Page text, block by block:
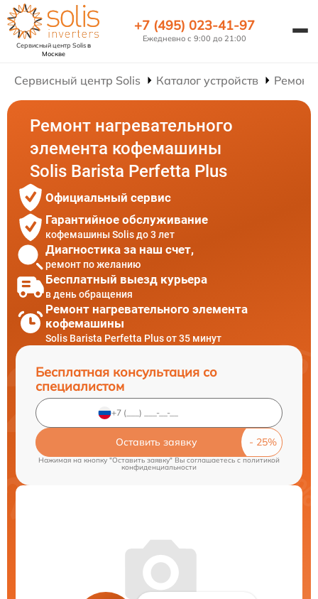
Сервисный центр Solisв
Москве
+7 (495) 023-41-97
Ежедневно с 9:00 до 21:00
Сервисный центр Solis Каталог устройств
Ремонт нагревательного
элемента кофемашины
Solis Barista Perfetta Plus
Официальный сервис
Гарантийное обслуживание
кофемашины Solis до 3 лет
Диагностика за наш счет,
ремонт по желанию
Бесплатный выезд курьера
в день обращения
Ремонт нагревательного элемента
кофемашины
Solis Barista Perfetta Plus от 35 минут
Бесплатная консультация со
специалистом
Оставить заявку
Нажимая на кнопку "Оставить заявку" Вы соглашаетесь cполитикой
конфиденциальности